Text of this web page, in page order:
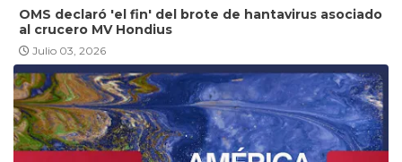
OMS declaró 'el fin' del brote de hantavirus asociado
al crucero MV Hondius
Julio 03, 2026